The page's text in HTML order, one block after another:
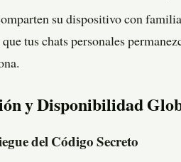
su dispositivo con
tus chats personales
y Disponibilidad
del Código Secreto